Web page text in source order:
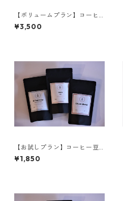
【ボリュームプラン】コーヒ
ー豆100g×4種set (400g)
¥3,500
【お試しプラン】コーヒー豆6
0g×3種set (180g)
¥1,850